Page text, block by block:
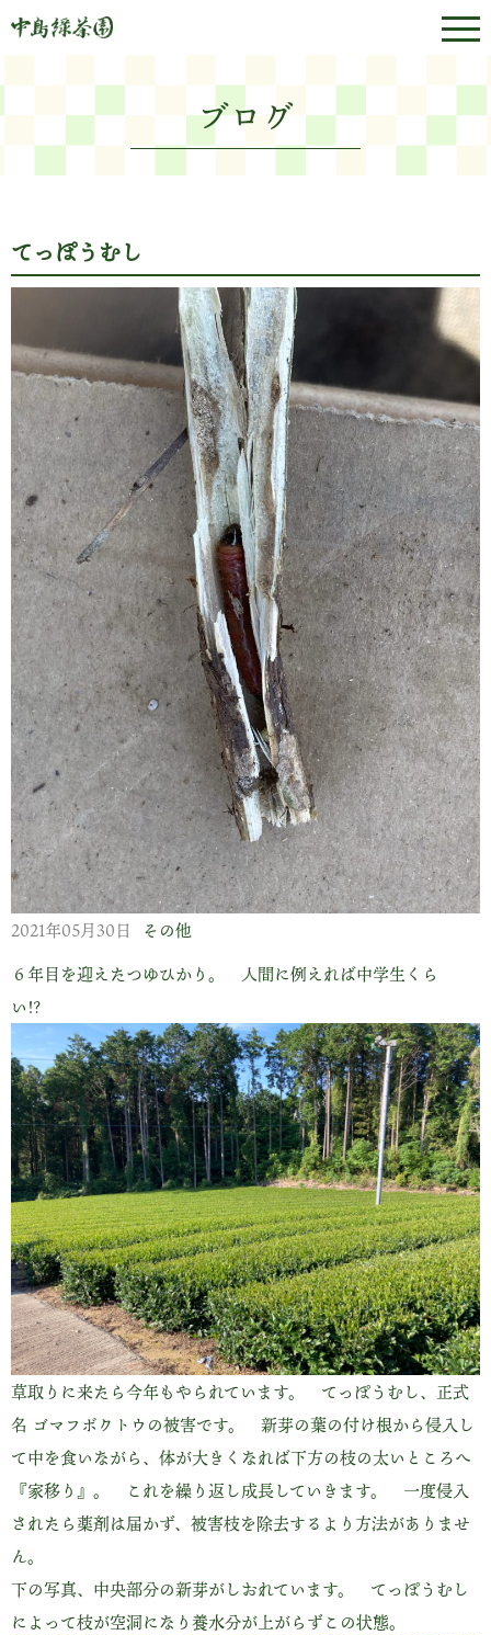
ブログ
てっぽうむし
2021年05月30日
その他
６年目を迎えたつゆひかり。 人間に例えれば中学生くら
い!?
草取りに来たら今年もやられています。 てっぽうむし、正式
名 ゴマフボクトウの被害です。 新芽の葉の付け根から侵入し
て中を食いながら、体が大きくなれば下方の枝の太いところへ
『家移り』。 これを繰り返し成長していきます。 一度侵入
されたら薬剤は届かず、被害枝を除去するより方法がありませ
ん。
下の写真、中央部分の新芽がしおれています。 てっぽうむし
によって枝が空洞になり養水分が上がらずこの状態。